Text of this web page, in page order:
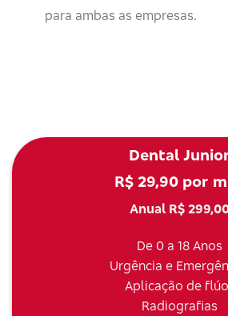
para ambas as empresas.
Dental
R$ 29,90 por
Anual R$
De 0 a 18 Anos
Urgência e
Aplicação de
Radiografias